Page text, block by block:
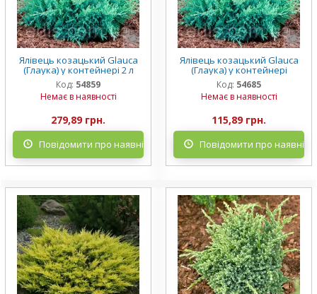
Ялівець козацький Glauca
(Глаука) у контейнері 2 л
Код: 54859
Немає в наявності
279,89 грн.
Повідомити про наявність
Ялівець козацький Glauca
(Глаука) у контейнері
Код: 54685
Немає в наявності
115,89 грн.
Повідомити про